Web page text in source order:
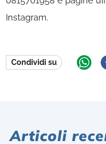
Instagram.
Condividi su
Articoli